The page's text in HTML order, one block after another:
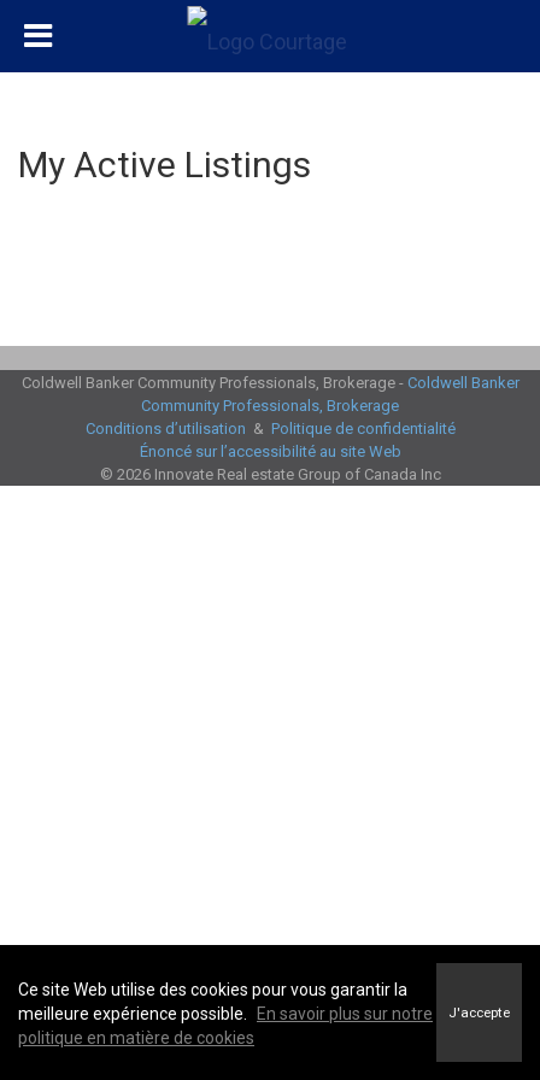
My Active Listings
Coldwell Banker Community Professionals, Brokerage - Coldwell Banker
Community Professionals, Brokerage
Conditions d’utilisation & Politique de confidentialité
Énoncé sur l’accessibilité au site Web
© 2026 Innovate Real estate Group of Canada Inc
Ce site Web utilise des cookies pour vous garantir la
meilleure expérience possible.
En savoir plus sur notre
politique en matière de cookies
J'accepte